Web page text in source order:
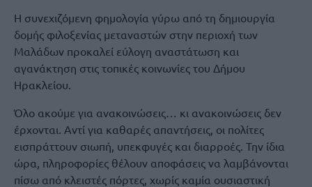
Η συνεχιζόμενη φημολογία γύρω από τη δημιουργία
δομής φιλοξενίας μεταναστών στην περιοχή των
Μαλάδων προκαλεί εύλογη αναστάτωση και
αγανάκτηση στις τοπικές κοινωνίες του Δήμου
Ηρακλείου.
Όλο ακούμε για ανακοινώσεις… κι ανακοινώσεις δεν
έρχονται. Αντί για καθαρές απαντήσεις, οι πολίτες
εισπράττουν σιωπή, υπεκφυγές και διαρροές. Την ίδια
ώρα, πληροφορίες θέλουν αποφάσεις να λαμβάνονται
πίσω από κλειστές πόρτες, χωρίς καμία ουσιαστική